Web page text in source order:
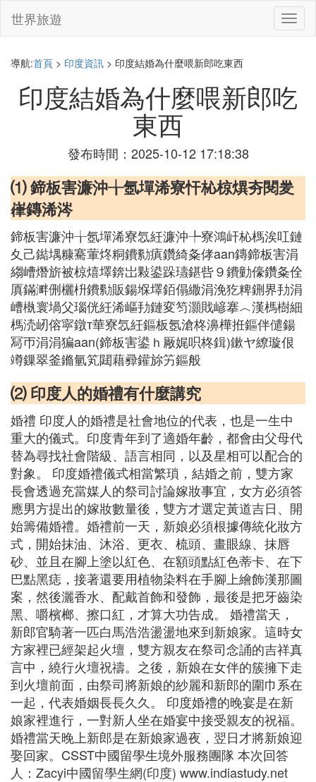
切
換
世界旅遊
導航:首頁 > 印度資訊 > 印度結婚為什麼喂新郎吃東西
印度結婚為什麼喂新郎吃
東西
發布時間：2025-10-12 17:18:38
⑴ 鍗板害濂沖╁氬墠浠寮忓杺椋熼夯閱夎
嵂鏄浠涔
鍗板害濂沖╁氬墠浠寮忥紝濂沖╄寮鴻屽杺榪涘叿鏈
夊己鐑堣糠騫葷炵粡鐨勬瘨鑽綺夈侾aan鏄鍗板害涓
縐嶆熸旂被椋熺墿錛岀敤鍙跺瓙鍖呰９鐨勭儫鑽夈佺
厧鏋溿侀欐枡鐨勬販鍚堢墿銆傝繖涓浼犵粺鉶界劧涓
嶆槸寰堝父瑙侊紝浠嶇劧鏈変笉灝戝嵃搴︿漢榪樹細
榪涜屻傛寜鐓т華寮忥紝鏂板氬滄柊濞樺拰鏂伴儙鍚
冩帀涓涓猵aan(鍗板害鍙ｈ厰娓呮柊鍓)鏉ヤ繚璇佷
竴鏁翠釜鏅氫笂閮藉彛鑵旀竻鏂般
⑵ 印度人的婚禮有什麼講究
婚禮 印度人的婚禮是社會地位的代表，也是一生中
重大的儀式。印度青年到了適婚年齡，都會由父母代
替為尋找社會階級、語言相同，以及星相可以配合的
對象。 印度婚禮儀式相當繁瑣，結婚之前，雙方家
長會透過充當媒人的祭司討論嫁妝事宜，女方必須答
應男方提出的嫁妝數量後，雙方才選定黃道吉日、開
始籌備婚禮。婚禮前一天，新娘必須根據傳統化妝方
式，開始抹油、沐浴、更衣、梳頭、畫眼線、抹唇
砂、並且在腳上塗以紅色、在額頭點紅色蒂卡、在下
巴點黑痣，接著還要用植物染料在手腳上繪飾漢那圖
案，然後灑香水、配戴首飾和發飾，最後是把牙齒染
黑、嚼檳榔、擦口紅，才算大功告成。 婚禮當天，
新郎官騎著一匹白馬浩浩盪盪地來到新娘家。這時女
方家裡已經架起火壇，雙方親友在祭司念誦的吉祥真
言中，繞行火壇祝禱。之後，新娘在女伴的簇擁下走
到火壇前面，由祭司將新娘的紗麗和新郎的圍巾系在
一起，代表婚姻長長久久。 印度婚禮的晚宴是在新
娘家裡進行，一對新人坐在婚宴中接受親友的祝福。
婚禮當天晚上新郎是在新娘家過夜，翌日才將新娘迎
娶回家。CSST中國留學生境外服務團隊 本次回答
人：Zacyi中國留學生網(印度) www.indiastudy.net